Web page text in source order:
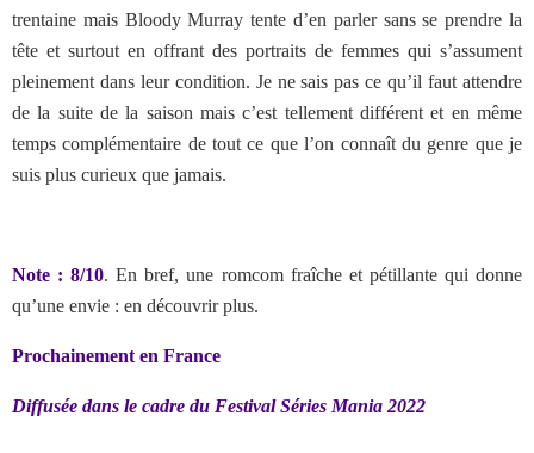
trentaine mais Bloody Murray tente d’en parler sans se prendre la
tête et surtout en offrant des portraits de femmes qui s’assument
pleinement dans leur condition. Je ne sais pas ce qu’il faut attendre
de la suite de la saison mais c’est tellement différent et en même
temps complémentaire de tout ce que l’on connaît du genre que je
suis plus curieux que jamais.
Note : 8/10. En bref, une romcom fraîche et pétillante qui donne
qu’une envie : en découvrir plus.
Prochainement en France
Diffusée dans le cadre du Festival Séries Mania 2022